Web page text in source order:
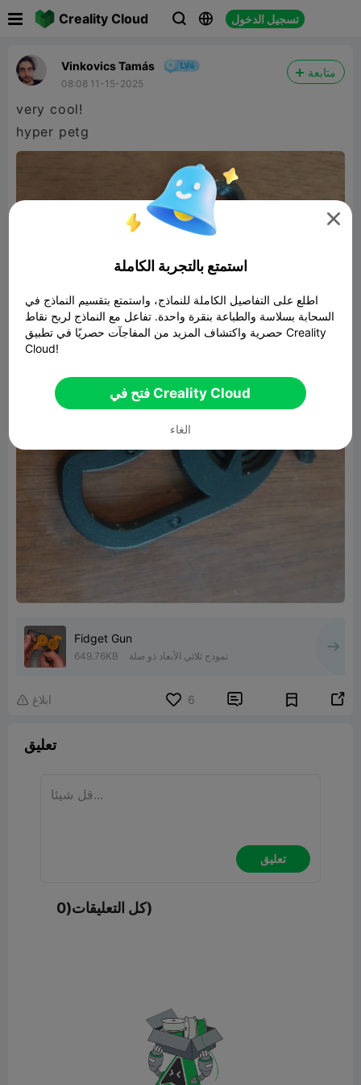
Creality Cloud   تسجيل الدخول
Vinkovics Tamás
08:08 11-15-2025
متابعة
very cool!
hyper petg
Fidget Gun
649.76KB نموذج ثلاثي الأبعاد ذو صلة
 ابلاغ 6  
تعليق
تعليق
كل التعليقات(0)

استمتع بالتجربة الكاملة
اطلع على التفاصيل الكاملة للنماذج، واستمتع بتقسيم النماذج في
السحابة بسلاسة والطباعة بنقرة واحدة. تفاعل مع النماذج لربح نقاط
حصرية واكتشاف المزيد من المفاجآت حصريًا في تطبيق Creality
Cloud!
فتح في Creality Cloud
الغاء